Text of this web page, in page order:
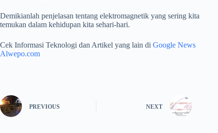
Demikianlah penjelasan tentang elektromagnetik yang sering kita
temukan dalam kehidupan kita sehari-hari.
Cek Informasi Teknologi dan Artikel yang lain di Google News
Alwepo.com
PREVIOUS NEXT